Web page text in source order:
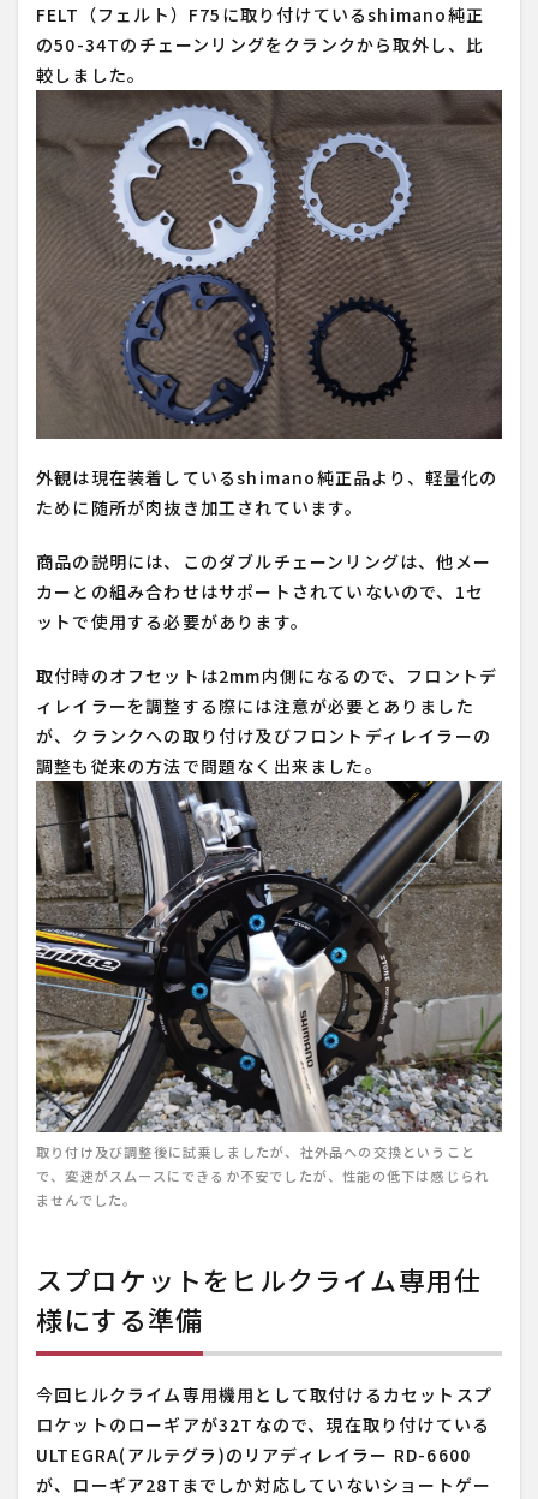
FELT（フェルト）F75に取り付けているshimano純正
の50-34Tのチェーンリングをクランクから取外し、比
較しました。
外観は現在装着しているshimano純正品より、軽量化の
ために随所が肉抜き加工されています。
商品の説明には、このダブルチェーンリングは、他メー
カーとの組み合わせはサポートされていないので、1セ
ットで使用する必要があります。
取付時のオフセットは2mm内側になるので、フロントデ
ィレイラーを調整する際には注意が必要とありました
が、クランクへの取り付け及びフロントディレイラーの
調整も従来の方法で問題なく出来ました。
取り付け及び調整後に試乗しましたが、社外品への交換ということ
で、変速がスムースにできるか不安でしたが、性能の低下は感じられ
ませんでした。
スプロケットをヒルクライム専用仕
様にする準備
今回ヒルクライム専用機用として取付けるカセットスプ
ロケットのローギアが32Tなので、現在取り付けている
ULTEGRA(アルテグラ)のリアディレイラー RD-6600
が、ローギア28Tまでしか対応していないショートゲー